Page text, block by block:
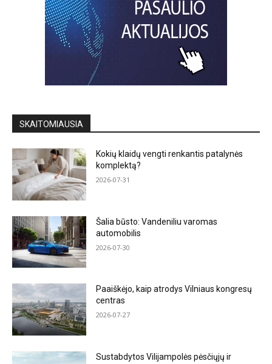
SKAITOMIAUSIA
Kokių klaidų vengti renkantis patalynės
komplektą?
2026-07-31
Šalia būsto: Vandeniliu varomas
automobilis
2026-07-30
Paaiškėjo, kaip atrodys Vilniaus kongresų
centras
2026-07-27
Sustabdytos Vilijampolės pėsčiųjų ir